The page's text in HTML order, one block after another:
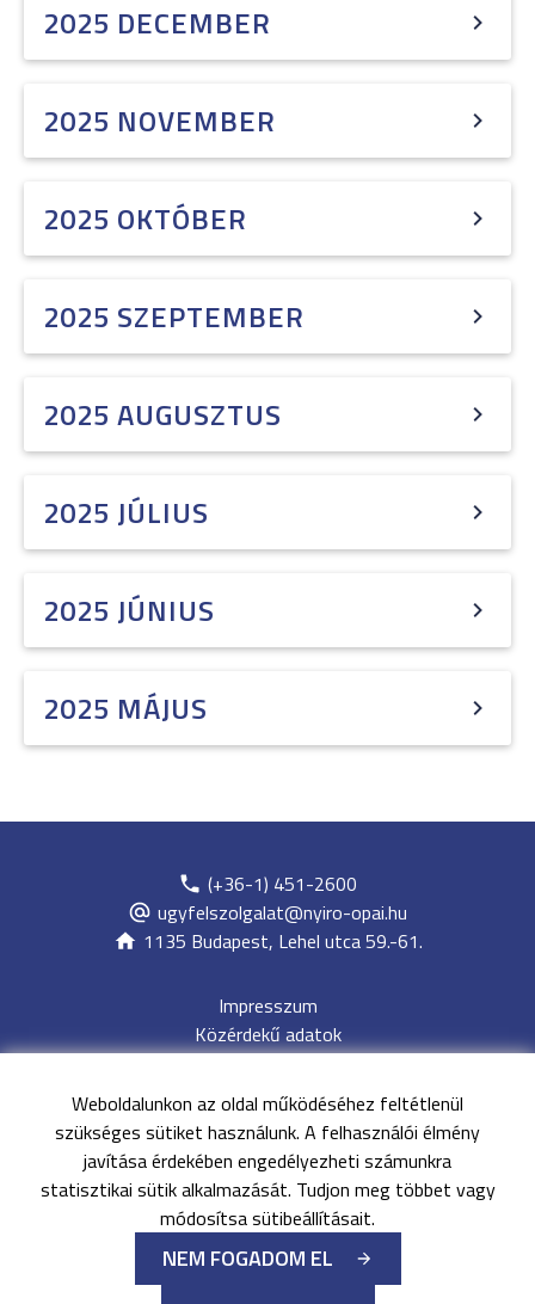
Weboldalunkon az oldal működéséhez feltétlenül
szükséges sütiket használunk. A felhasználói élmény
javítása érdekében engedélyezheti számunkra
statisztikai sütik alkalmazását. Tudjon meg többet vagy
módosítsa sütibeállításait.
NEM FOGADOM EL
2025 DECEMBER
2025 NOVEMBER
2025 OKTÓBER
2025 SZEPTEMBER
2025 AUGUSZTUS
2025 JÚLIUS
2025 JÚNIUS
2025 MÁJUS
(+36-1) 451-2600
ugyfelszolgalat@nyiro-opai.hu
1135 Budapest, Lehel utca 59.-61.
Impresszum
Közérdekű adatok
Adatvédelem
Jogi nyilatkozat
Archívum
Akadálymentesítési nyilatkozat
Oldaltérkép
EESZT
Minden jog fenntartva
Nyírő Gyula Országos Pszichiátriai